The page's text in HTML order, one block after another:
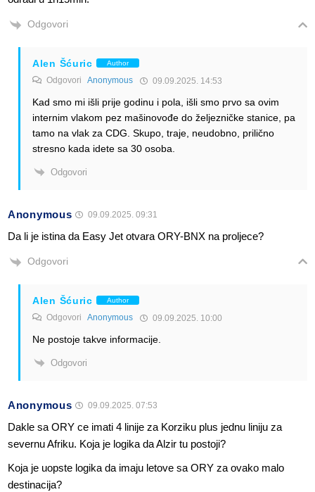
Odgovori
Alen Šćuric Author
Odgovori Anonymous 09.09.2025. 14:53
Kad smo mi išli prije godinu i pola, išli smo prvo sa ovim
internim vlakom pez mašinovođe do željezničke stanice, pa
tamo na vlak za CDG. Skupo, traje, neudobno, prilično
stresno kada idete sa 30 osoba.
Odgovori
Anonymous 09.09.2025. 09:31
Da li je istina da Easy Jet otvara ORY-BNX na proljece?
Odgovori
Alen Šćuric Author
Odgovori Anonymous 09.09.2025. 10:00
Ne postoje takve informacije.
Odgovori
Anonymous 09.09.2025. 07:53
Dakle sa ORY ce imati 4 linije za Korziku plus jednu liniju za
severnu Afriku. Koja je logika da Alzir tu postoji?
Koja je uopste logika da imaju letove sa ORY za ovako malo
destinacija?